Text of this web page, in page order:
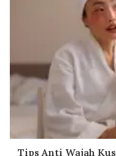
Tips Anti Wajah